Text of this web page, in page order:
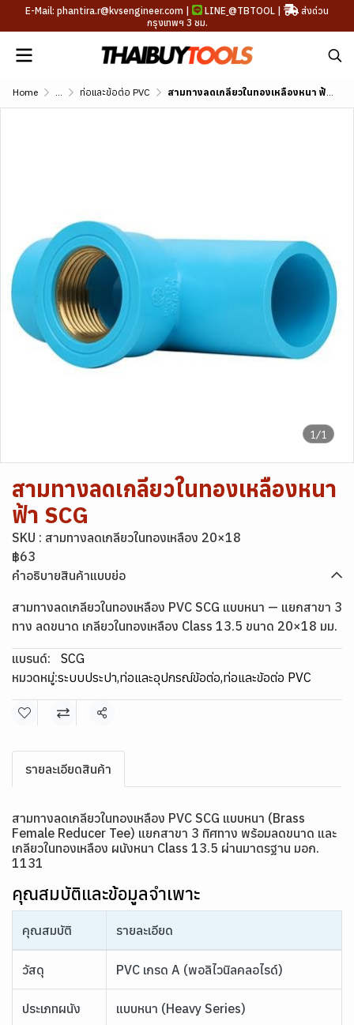
E-Mail: phantira.r@kvsengineer.com | LINE @TBTOOL |
ส่งด่วน
กรุงเทพฯ 3 ชม.
Home ... ท่อและข้อต่อ PVC สามทางลดเกลียวในทองเหลืองหนา ฟ้า SCG
1/1
สามทางลดเกลียวในทองเหลืองหนา
ฟ้า SCG
SKU : สามทางลดเกลียวในทองเหลือง 20×18
฿63
คำอธิบายสินค้าแบบย่อ
สามทางลดเกลียวในทองเหลือง PVC SCG แบบหนา — แยกสาขา 3
ทาง ลดขนาด เกลียวในทองเหลือง Class 13.5 ขนาด 20×18 มม.
แบรนด์:
SCG
หมวดหมู่:ระบบประปา,ท่อและอุปกรณ์ข้อต่อ,ท่อและข้อต่อ PVC
แชร์
รายละเอียดสินค้า
สามทางลดเกลียวในทองเหลือง PVC SCG แบบหนา (Brass
Female Reducer Tee) แยกสาขา 3 ทิศทาง พร้อมลดขนาด และ
เกลียวในทองเหลือง ผนังหนา Class 13.5 ผ่านมาตรฐาน มอก.
1131
คุณสมบัติและข้อมูลจำเพาะ
คุณสมบัติ รายละเอียด
วัสดุ PVC เกรด A (พอลิไวนิลคลอไรด์)
ประเภทผนัง แบบหนา (Heavy Series)